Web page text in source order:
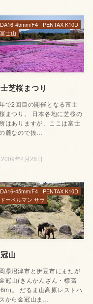
芝桜まつり
で2回目の開催となる富士
まつり。 日本各地に芝桜の
はありますが、ここは富士
麓なので抜…
2009年4月28日
DA16-45mm/F4
PENTAX K10D
富士山
山
県沼津市と伊豆市にまたが
冠山(きんかんざん・標高
。 だるま山高原レストハ
から金冠山ま…
DA16-45mm/F4
PENTAX K10D
ドーベルマン サラ